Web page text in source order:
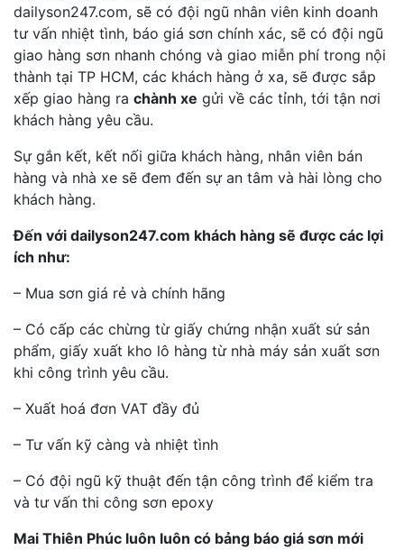
dailyson247.com, sẽ có đội ngũ nhân viên kinh doanh
tư vấn nhiệt tình, báo giá sơn chính xác, sẽ có đội ngũ
giao hàng sơn nhanh chóng và giao miễn phí trong nội
thành tại TP HCM, các khách hàng ở xa, sẽ được sắp
xếp giao hàng ra chành xe gửi về các tỉnh, tới tận nơi
khách hàng yêu cầu.
Sự gắn kết, kết nối giữa khách hàng, nhân viên bán
hàng và nhà xe sẽ đem đến sự an tâm và hài lòng cho
khách hàng.
Đến với dailyson247.com khách hàng sẽ được các lợi
ích như:
– Mua sơn giá rẻ và chính hãng
– Có cấp các chừng từ giấy chứng nhận xuất sứ sản
phẩm, giấy xuất kho lô hàng từ nhà máy sản xuất sơn
khi công trình yêu cầu.
– Xuất hoá đơn VAT đầy đủ
– Tư vấn kỹ càng và nhiệt tình
– Có đội ngũ kỹ thuật đến tận công trình để kiểm tra
và tư vấn thi công sơn epoxy
Mai Thiên Phúc luôn luôn có bảng báo giá sơn mới